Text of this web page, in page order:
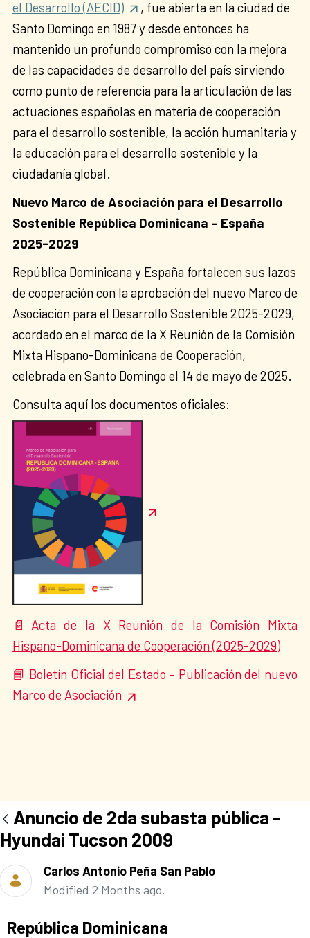
el Desarrollo (AECID)
, fue abierta en la ciudad de
Santo Domingo en 1987 y desde entonces ha
mantenido un profundo compromiso con la mejora
de las capacidades de desarrollo del país sirviendo
como punto de referencia para la articulación de las
actuaciones españolas en materia de cooperación
para el desarrollo sostenible, la acción humanitaria y
la educación para el desarrollo sostenible y la
ciudadanía global.
Nuevo Marco de Asociación para el Desarrollo
Sostenible República Dominicana – España
2025-2029
República Dominicana y España fortalecen sus lazos
de cooperación con la aprobación del nuevo Marco de
Asociación para el Desarrollo Sostenible 2025-2029,
acordado en el marco de la X Reunión de la Comisión
Mixta Hispano-Dominicana de Cooperación,
celebrada en Santo Domingo el 14 de mayo de 2025.
Consulta aquí los documentos oficiales:
📄 Acta de la X Reunión de la Comisión Mixta
Hispano-Dominicana de Cooperación (2025-2029)
📘 Boletín Oficial del Estado – Publicación del nuevo
Marco de Asociación
Anuncio de 2da subasta pública -
Hyundai Tucson 2009
Carlos Antonio Peña San Pablo
Modified 2 Months ago.
Ad section:
República Dominicana